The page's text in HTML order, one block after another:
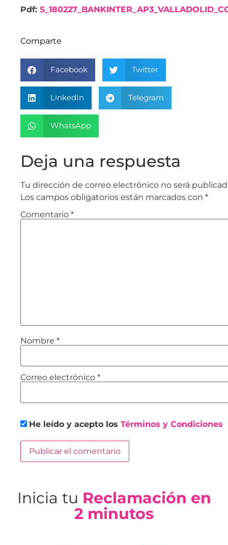
Pdf:
Comparte
Facebook Twitter
LinkedIn Telegram
WhatsApp
Deja una respuesta
Tu dirección de correo electrónico no será
Los campos obligatorios están marcados con *
Comentario *
Nombre *
Correo electrónico *
He leído y acepto los Términos y Condiciones
Inicia tu Reclamación en
2 minutos